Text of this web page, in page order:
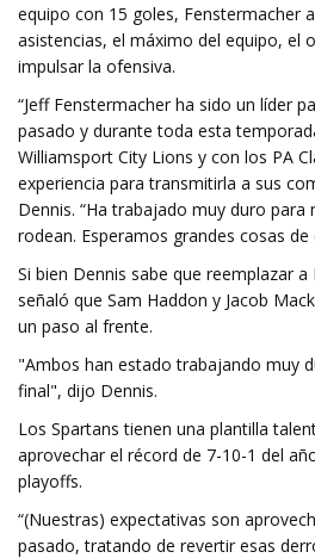
equipo con 15 goles, Fenstermacher
asistencias, el máximo del equipo, el
impulsar la ofensiva.
“Jeff Fenstermacher ha sido un líder
pasado y durante toda esta
Williamsport City Lions y con los PA
experiencia para transmitirla a sus
Dennis. “Ha trabajado muy duro para
rodean. Esperamos grandes cosas de
Si bien Dennis sabe que reemplazar
señaló que Sam Haddon y Jacob
un paso al frente.
"Ambos han estado trabajando muy
final", dijo Dennis.
Los Spartans tienen una plantilla
aprovechar el récord de 7-10-1 del
playoffs.
“(Nuestras) expectativas son
pasado, tratando de revertir esas